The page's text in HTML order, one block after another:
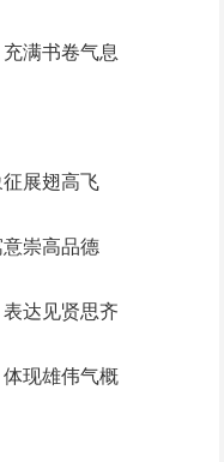
满书卷气息
征展翅高飞
意崇高品德
达见贤思齐
体现雄伟气概